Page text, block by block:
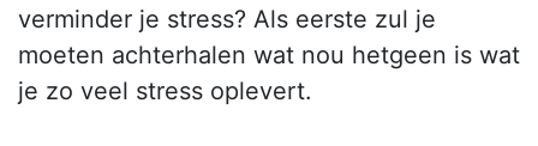
verminder je stress? Als eerste zul je
moeten achterhalen wat nou hetgeen is wat
je zo veel stress oplevert.